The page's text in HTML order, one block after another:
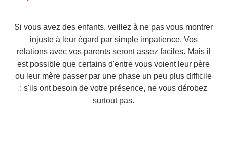
Si vous avez des enfants, veillez à ne pas vous montrer
injuste à leur égard par simple impatience. Vos
relations avec vos parents seront assez faciles. Mais il
est possible que certains d'entre vous voient leur père
ou leur mère passer par une phase un peu plus difficile
; s'ils ont besoin de votre présence, ne vous dérobez
surtout pas.